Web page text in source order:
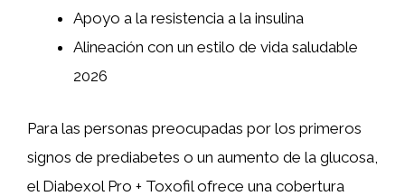
Apoyo a la resistencia a la insulina
Alineación con un estilo de vida saludable
2026
Para las personas preocupadas por los primeros
signos de prediabetes o un aumento de la glucosa,
el Diabexol Pro + Toxofil ofrece una cobertura